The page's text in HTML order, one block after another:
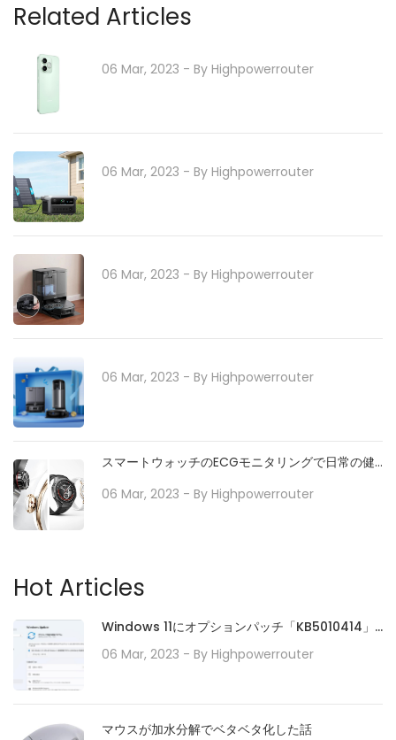
Related Articles
06 Mar, 2023 - By Highpowerrouter
06 Mar, 2023 - By Highpowerrouter
06 Mar, 2023 - By Highpowerrouter
06 Mar, 2023 - By Highpowerrouter
スマートウォッチのECGモニタリングで日常の健
06 Mar, 2023 - By Highpowerrouter
Hot Articles
Windows 11にオプションパッチ「KB5010414」
が配信開始。タスクバーの機能強化や印刷/ドライ
06 Mar, 2023 - By Highpowerrouter
マウスが加水分解でベタベタ化した話